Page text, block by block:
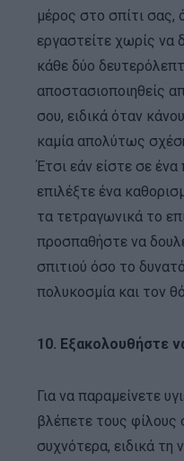
μέρος στο σπίτι σας,
εργαστείτε χωρίς να
κάθε δύο
αποστασιοποιηθείς
σου, ειδικά όταν
καμία απολύτως
Έτσι εάν είστε σε
επιλέξτε ένα
τα τετραγωνικά το
προσπαθήστε να
σπιτιού όσο το
πολυκοσμία και τον
10. Εξακολουθήστε
Για να παραμείνετε
βλέπετε τους
συχνότερα, ειδικά τη